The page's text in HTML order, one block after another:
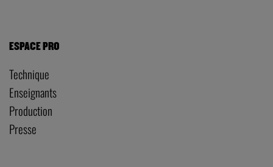
ESPACE PRO
Technique
Enseignants
Production
Presse